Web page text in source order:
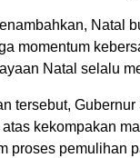
Natal
momentum
Natal selalu
tersebut,
kekompakan
proses pemulihan